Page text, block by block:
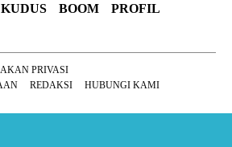
BOOM
PROFIL
PRIVASI
REDAKSI HUBUNGI KAMI